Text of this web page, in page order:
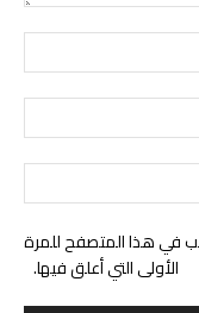
في هذا المتصفح للمرة
الأولى التي أعلق فيها.